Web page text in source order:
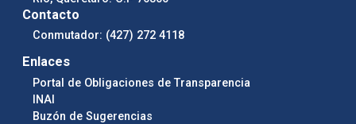
Contacto
Conmutador: (427) 272 4118
Enlaces
Portal de Obligaciones de Transparencia
INAI
Buzón de Sugerencias